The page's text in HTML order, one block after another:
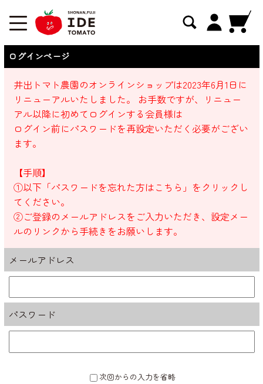
ログインページ
井出トマト農園のオンラインショップは2023年6月1日に
リニューアルいたしました。 お手数ですが、リニュー
アル以降に初めてログインする会員様は
ログイン前にパスワードを再設定いただく必要がござい
ます。
【手順】
①以下「パスワードを忘れた方はこちら」をクリックし
てください。
②ご登録のメールアドレスをご入力いただき、設定メー
ルのリンクから手続きをお願いします。
メールアドレス
パスワード
次回からの入力を省略